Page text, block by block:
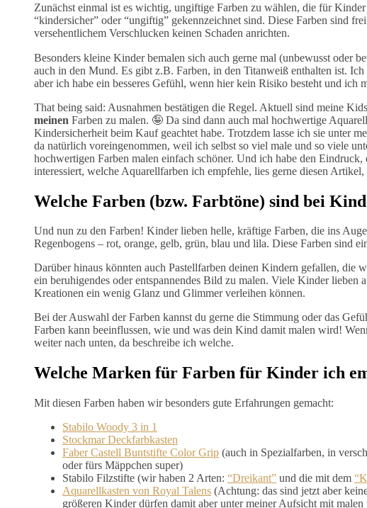
Zunächst einmal ist es wichtig, ungiftige Farben zu wählen, die für
“kindersicher” oder “ungiftig” gekennzeichnet sind. Diese Farben sind
versehentlichem Verschlucken keinen Schaden anrichten.
Besonders kleine Kinder bemalen sich auch gerne mal (unbewusst oder
auch in den Mund. Es gibt z.B. Farben, in den Titanweiß enthalten ist.
aber ich habe ein besseres Gefühl, wenn hier kein Risiko besteht und ich
That being said: Ausnahmen bestätigen die Regel. Aktuell sind meine
meinen Farben zu malen. 🤪 Da sind dann auch mal hochwertige
Kindersicherheit beim Kauf geachtet habe. Trotzdem lasse ich sie unter
da natürlich voreingenommen, weil ich selbst so viel male und so viele
hochwertigen Farben malen einfach schöner. Und ich habe den
interessiert, welche Aquarellfarben ich empfehle, lies gerne diesen
Welche Farben (bzw. Farbtöne) sind bei
Und nun zu den Farben! Kinder lieben helle, kräftige Farben, die ins
Regenbogens – rot, orange, gelb, grün, blau und lila. Diese Farben sind
Darüber hinaus könnten auch Pastellfarben deinen Kindern gefallen, die
ein beruhigendes oder entspannendes Bild zu malen. Viele Kinder
Kreationen ein wenig Glanz und Glimmer verleihen können.
Bei der Auswahl der Farben kannst du gerne die Stimmung oder das
Farben kann beeinflussen, wie und was dein Kind damit malen wird!
weiter nach unten, da beschreibe ich welche.
Welche Marken für Farben für Kinder ich
Mit diesen Farben haben wir besonders gute Erfahrungen gemacht:
Stabilo Woody 3 in 1
Stockmar Deckfarbkasten
Faber Castell Buntstifte Color Grip (auch in Spezialfarben, in
oder fürs Mäppchen super)
Stabilo Filzstifte (wir haben 2 Arten: “Dreikant” und die mit dem
Aquarellkasten von Royal Talens (Achtung: das sind jetzt aber
größeren Kinder dürfen damit aber unter meiner Aufsicht mit